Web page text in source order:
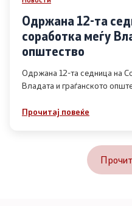
Одржана 12-та
соработка меѓу
општество
Одржана 12-та седница на
Владата и граѓанското
Прочитај повеќе